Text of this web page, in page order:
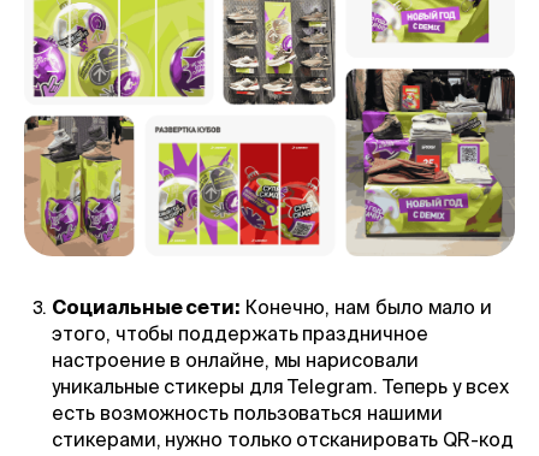
Социальные сети: Конечно, нам было мало и
этого, чтобы поддержать праздничное
настроение в онлайне, мы нарисовали
уникальные стикеры для Telegram. Теперь у всех
есть возможность пользоваться нашими
стикерами, нужно только отсканировать QR-код